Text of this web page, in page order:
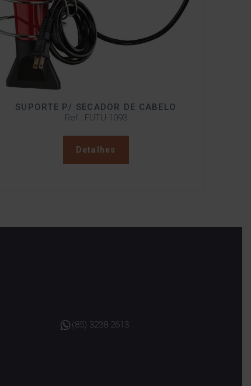
SUPORTE P/ SECADOR DE CABELO
Ref.: FUTU-1093
Detalhes
(85) 3238-2613